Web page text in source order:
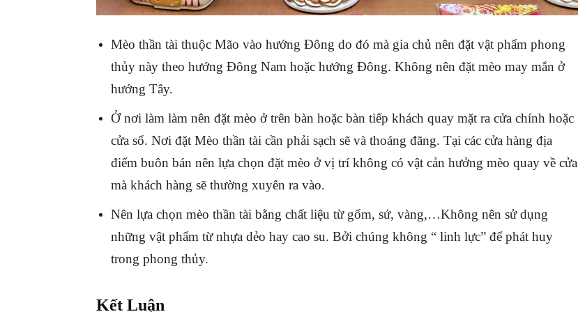
Mèo thần tài thuộc Mão vào hướng Đông do đó mà gia chủ nên đặt vật phẩm phong
thủy này theo hướng Đông Nam hoặc hướng Đông. Không nên đặt mèo may mắn ở
hướng Tây.
Ở nơi làm làm nên đặt mèo ở trên bàn hoặc bàn tiếp khách quay mặt ra cửa chính hoặc
cửa sổ. Nơi đặt Mèo thần tài cần phải sạch sẽ và thoáng đãng. Tại các cửa hàng địa
điểm buôn bán nên lựa chọn đặt mèo ở vị trí không có vật cản hưởng mèo quay về cửa
mà khách hàng sẽ thường xuyên ra vào.
Nên lựa chọn mèo thần tài bằng chất liệu từ gốm, sứ, vàng,…Không nên sử dụng
những vật phẩm từ nhựa dẻo hay cao su. Bởi chúng không “ linh lực” để phát huy
trong phong thủy.
Kết Luận